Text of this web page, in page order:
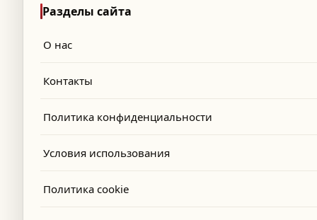
Разделы сайта
О нас
Контакты
Политика конфиденциальности
Условия использования
Политика cookie